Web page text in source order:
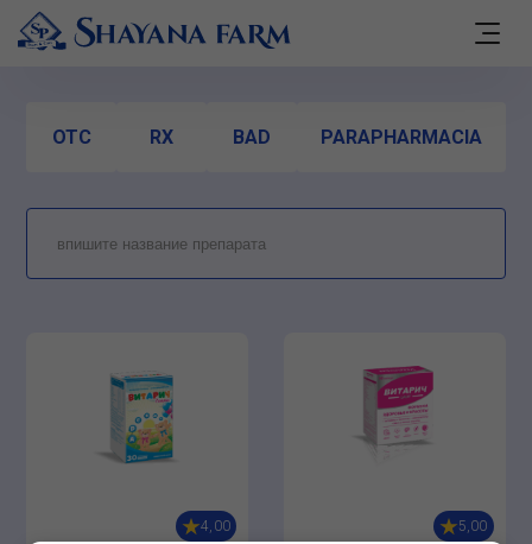
OTC RX BAD PARAPHARMACIA
4,00 5,00